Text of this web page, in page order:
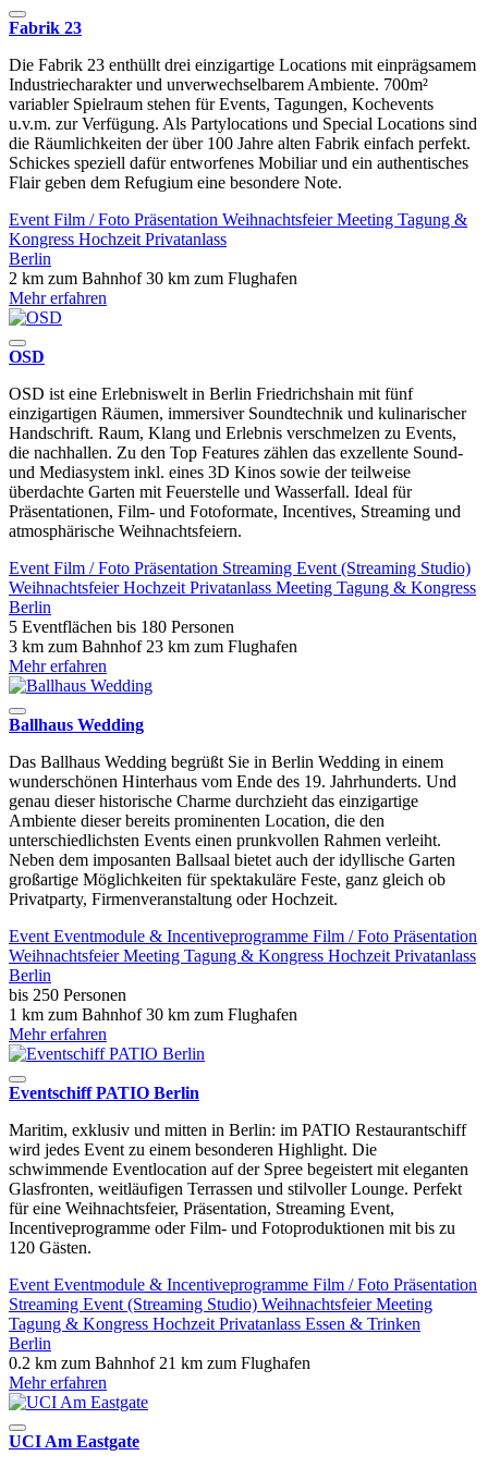
Fabrik 23
Die Fabrik 23 enthüllt drei einzigartige Locations mit einprägsamem
Industriecharakter und unverwechselbarem Ambiente. 700m²
variabler Spielraum stehen für Events, Tagungen, Kochevents
u.v.m. zur Verfügung. Als Partylocations und Special Locations sind
die Räumlichkeiten der über 100 Jahre alten Fabrik einfach perfekt.
Schickes speziell dafür entworfenes Mobiliar und ein authentisches
Flair geben dem Refugium eine besondere Note.
Event Film / Foto Präsentation WeihnachtsfeierMeeting Tagung &
Kongress Hochzeit Privatanlass
Berlin
2 km zum Bahnhof30 km zum Flughafen
Mehr erfahren
OSD
OSD ist eine Erlebniswelt in Berlin Friedrichshain mit fünf
einzigartigen Räumen, immersiver Soundtechnik und kulinarischer
Handschrift. Raum, Klang und Erlebnis verschmelzen zu Events,
die nachhallen. Zu den Top Features zählen das exzellente Sound-
und Mediasystem inkl. eines 3D Kinos sowie der teilweise
überdachte Garten mit Feuerstelle und Wasserfall. Ideal für
Präsentationen, Film- und Fotoformate, Incentives, Streaming und
atmosphärische Weihnachtsfeiern.
Event Film / Foto Präsentation Streaming Event (Streaming Studio)
WeihnachtsfeierHochzeit Privatanlass Meeting Tagung & Kongress
Berlin
5 Eventflächen bis 180 Personen
3 km zum Bahnhof 23 km zum Flughafen
Mehr erfahren
Ballhaus Wedding
Das Ballhaus Wedding begrüßt Sie in Berlin Wedding in einem
wunderschönen Hinterhaus vom Ende des 19. Jahrhunderts. Und
genau dieser historische Charme durchzieht das einzigartige
Ambiente dieser bereits prominenten Location, die den
unterschiedlichsten Events einen prunkvollen Rahmen verleiht.
Neben dem imposanten Ballsaal bietet auch der idyllische Garten
großartige Möglichkeiten für spektakuläre Feste, ganz gleich ob
Privatparty, Firmenveranstaltung oder Hochzeit.
Event Eventmodule & Incentiveprogramme Film / Foto Präsentation
WeihnachtsfeierMeeting Tagung & Kongress Hochzeit Privatanlass
Berlin
bis 250 Personen
1 km zum Bahnhof30 km zum Flughafen
Mehr erfahren
Eventschiff PATIO Berlin
Maritim, exklusiv und mitten in Berlin: im PATIO Restaurantschiff
wird jedes Event zu einem besonderen Highlight. Die
schwimmende Eventlocation auf der Spree begeistert mit eleganten
Glasfronten, weitläufigen Terrassen und stilvoller Lounge. Perfekt
für eine Weihnachtsfeier, Präsentation, Streaming Event,
Incentiveprogramme oder Film- und Fotoproduktionen mit bis zu
120 Gästen.
Event Eventmodule & Incentiveprogramme Film / Foto Präsentation
Streaming Event (Streaming Studio) WeihnachtsfeierMeeting
Tagung & Kongress Hochzeit Privatanlass Essen & Trinken
Berlin
0.2 km zum Bahnhof 21 km zum Flughafen
Mehr erfahren
UCI Am Eastgate